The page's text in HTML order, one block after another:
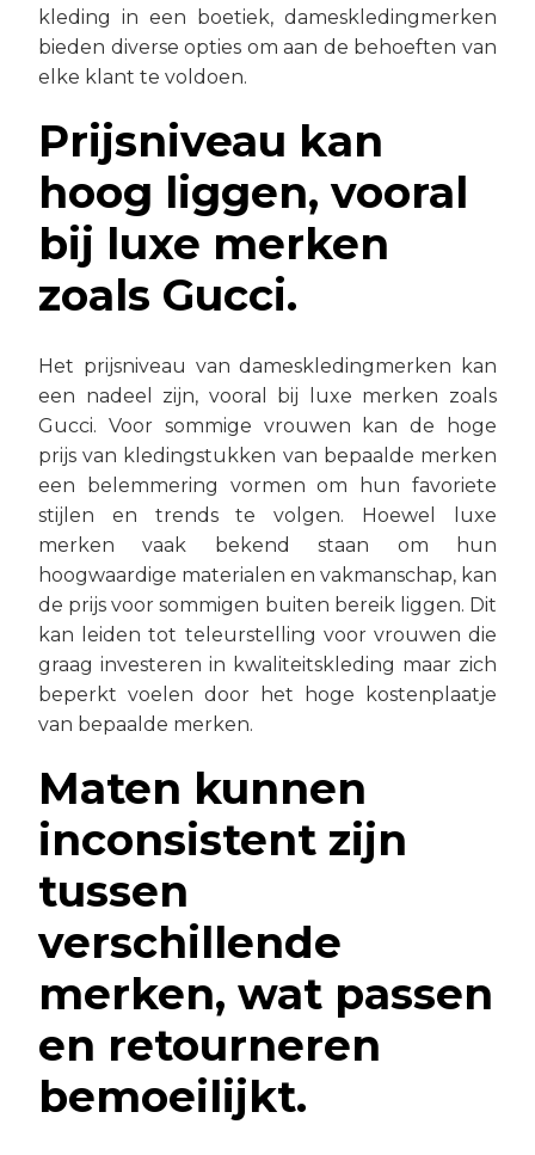
kleding in een boetiek, dameskledingmerken
bieden diverse opties om aan de behoeften van
elke klant te voldoen.
Prijsniveau kan
hoog liggen, vooral
bij luxe merken
zoals Gucci.
Het prijsniveau van dameskledingmerken kan
een nadeel zijn, vooral bij luxe merken zoals
Gucci. Voor sommige vrouwen kan de hoge
prijs van kledingstukken van bepaalde merken
een belemmering vormen om hun favoriete
stijlen en trends te volgen. Hoewel luxe
merken vaak bekend staan om hun
hoogwaardige materialen en vakmanschap, kan
de prijs voor sommigen buiten bereik liggen. Dit
kan leiden tot teleurstelling voor vrouwen die
graag investeren in kwaliteitskleding maar zich
beperkt voelen door het hoge kostenplaatje
van bepaalde merken.
Maten kunnen
inconsistent zijn
tussen
verschillende
merken, wat passen
en retourneren
bemoeilijkt.